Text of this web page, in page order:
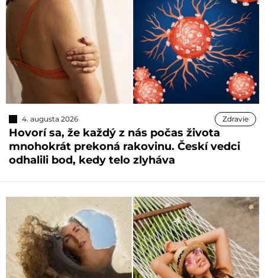
4. augusta 2026 Zdravie
Hovorí sa, že každý z nás počas života
mnohokrát prekoná rakovinu. Českí vedci
odhalili bod, kedy telo zlyháva